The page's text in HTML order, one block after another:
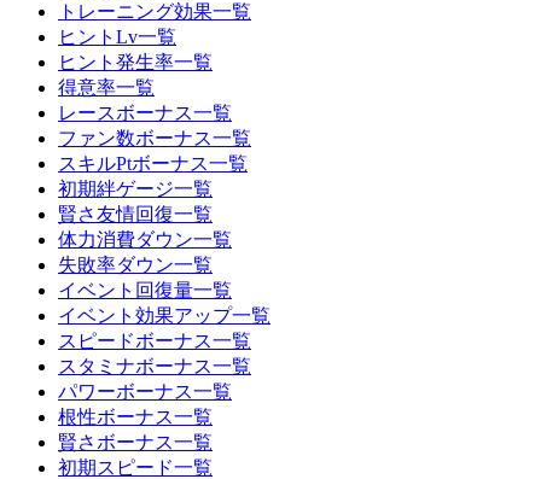
トレーニング効果一覧
ヒントLv一覧
ヒント発生率一覧
得意率一覧
レースボーナス一覧
ファン数ボーナス一覧
スキルPtボーナス一覧
初期絆ゲージ一覧
賢さ友情回復一覧
体力消費ダウン一覧
失敗率ダウン一覧
イベント回復量一覧
イベント効果アップ一覧
スピードボーナス一覧
スタミナボーナス一覧
パワーボーナス一覧
根性ボーナス一覧
賢さボーナス一覧
初期スピード一覧